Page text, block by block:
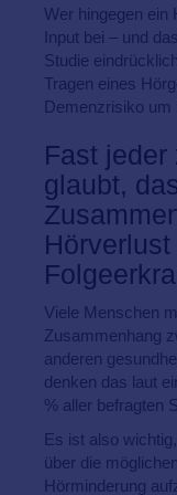
Wer hingegen ein
Input bei – und
Studie
Tragen eines
Demenzrisiko um
Fast jeder
glaubt,
Hörverlust
Viele Menschen
Zusammenhang
anderen
denken das laut
% aller befragten
Es ist also
über die
Hörminderung